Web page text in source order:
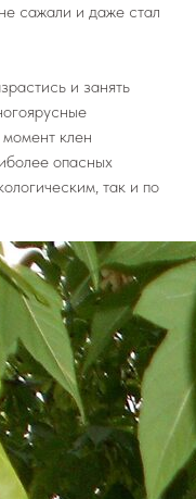
сажали и даже стал
и занять
клен
опасных
так и по